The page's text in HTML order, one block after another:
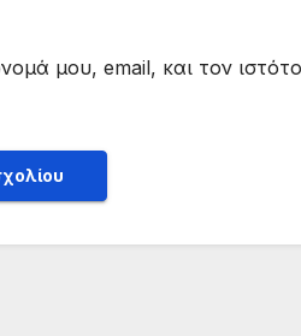
μου, email, και τον